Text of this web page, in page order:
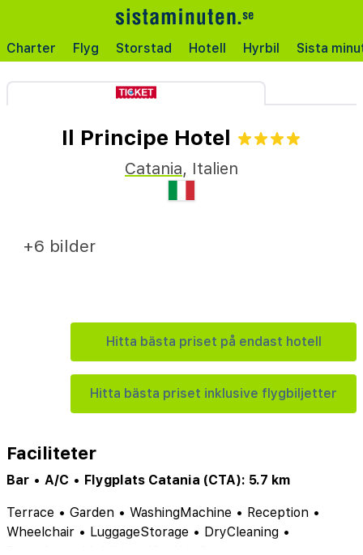
Charter Flyg Storstad Hotell Hyrbil Sista
Il Principe Hotel
Catania, Italien
Hitta bästa priset på endast hotell
Hitta bästa priset inklusive flygbiljetter
+6 bilder
Faciliteter
Bar • A/C • Flygplats Catania (CTA): 5.7 km
Terrace • Garden • WashingMachine • Reception •
Wheelchair • LuggageStorage • DryCleaning •